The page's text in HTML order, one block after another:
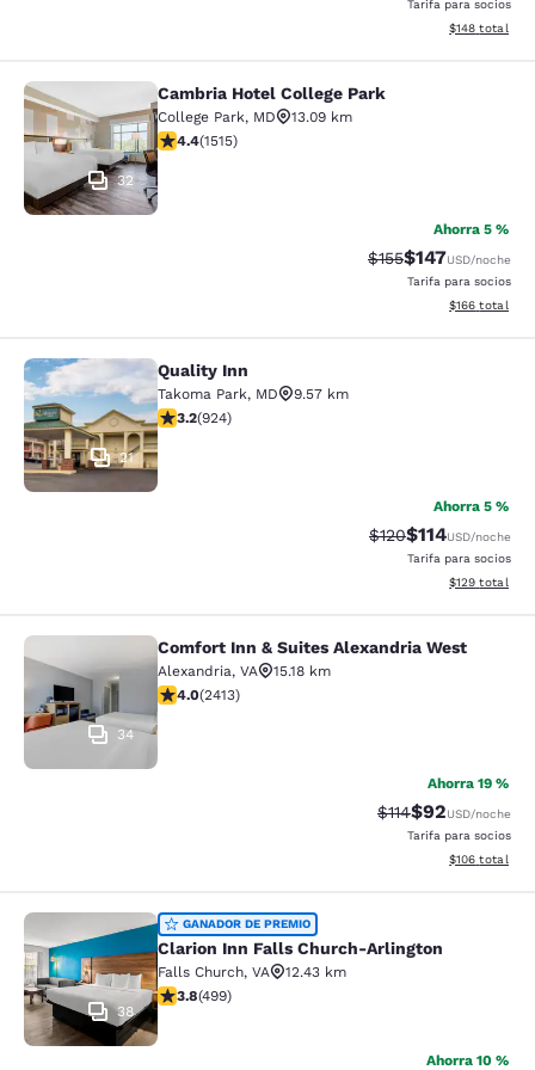
Tarifa para socios
Ver detalles
$148 total
Cambria Hotel College Park
32
Cambria Hotel College Park
College Park, MD
13.09 km
calificación de 4.43 estrellas. Excelente. 1515 reseñas
4.4(1515)
Ahorra 5 %
Precio tachado:
$155Precio con
$147USD/noche
Tarifa para socios
Ver detalles
$166 total
Quality Inn
21
Quality Inn
Takoma Park, MD
9.57 km
calificación de 3.2 estrellas. Bueno. 924 reseñas
3.2(924)
Ahorra 5 %
Precio tachado:
$120Precio con
$114USD/noche
Tarifa para socios
Ver detalles
$129 total
Comfort Inn & Suites Alexandria
34
Comfort Inn & Suites Alexandria West
Alexandria, VA
15.18 km
calificación de 4 estrellas. Muy bueno. 2413 reseñas
4.0(2413)
Ahorra 19 %
Precio tachado:
$114Precio con
$92USD/noche
Tarifa para socios
Ver detalles
$106 total
Clarion Inn Falls Church-Arlington
38
GANADOR DE PREMIO
Clarion Inn Falls Church-Arlington
Falls Church, VA
12.43 km
calificación de 3.79 estrellas. Bueno. 499 reseñas
3.8(499)
Ahorra 10 %